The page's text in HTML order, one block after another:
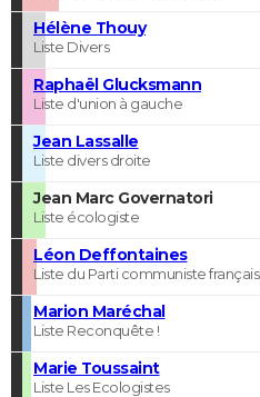
Hélène Thouy
Liste Divers
Raphaël Glucksmann
Liste d'union à gauche
Jean Lassalle
Liste divers droite
Jean Marc Governatori
Liste écologiste
Léon Deffontaines
Liste du Parti communiste français
Marion Maréchal
Liste Reconquête !
Marie Toussaint
Liste Les Ecologistes